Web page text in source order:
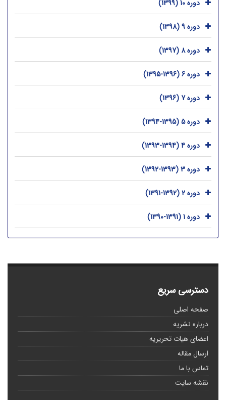
دوره 10 (1399)
دوره 9 (1398)
دوره 8 (1397)
دوره 6 (1396-1395)
دوره 7 (1396)
دوره 5 (1395-1394)
دوره 4 (1394-1393)
دوره 3 (1393-1392)
دوره 2 (1392-1391)
دوره 1 (1391-1390)
دسترسی سریع
صفحه اصلی
درباره نشریه
اعضای هیات تحریریه
ارسال مقاله
تماس با ما
نقشه سایت